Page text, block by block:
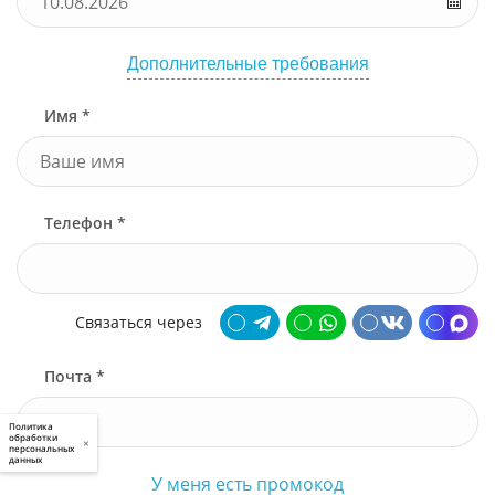
Дополнительные требования
Имя *
Телефон *
Связаться через
Почта *
У меня есть промокод
Политика
обработки
персональных
данных
×